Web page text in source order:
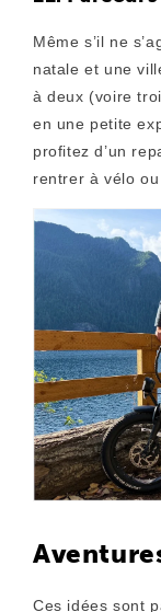
Même s’il ne
natale et une
à deux (voire
en une petite
profitez d’un
rentrer à vélo
Ces idées sont